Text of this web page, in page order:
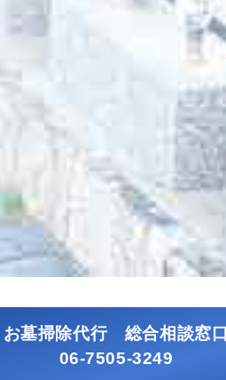
お墓掃除代行 総合相談窓口
06-7505-3249